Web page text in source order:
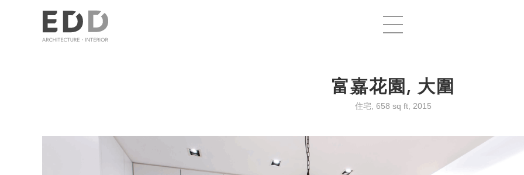
富嘉花園, 大圍
住宅, 658 sq ft, 2015